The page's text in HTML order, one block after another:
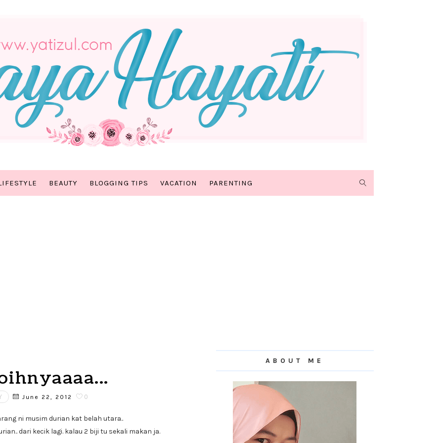
BEAUTY BLOGGING TIPS VACATION PARENTING
June 22, 2012 0
ni musim durian kat belah utara..
dari kecik lagi. kalau 2 biji tu sekali makan ja.
ABOUT ME